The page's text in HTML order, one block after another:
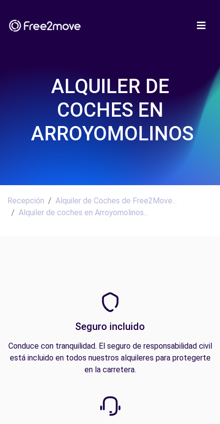
ALQUILER DE
COCHES EN
ARROYOMOLINOS
Recepción
Alquiler de Coches de Free2Move...
Alquiler de coches en Arroyomolinos...
Seguro incluido
Conduce con tranquilidad. El seguro de responsabilidad civil
está incluido en todos nuestros alquileres para protegerte
en la carretera.